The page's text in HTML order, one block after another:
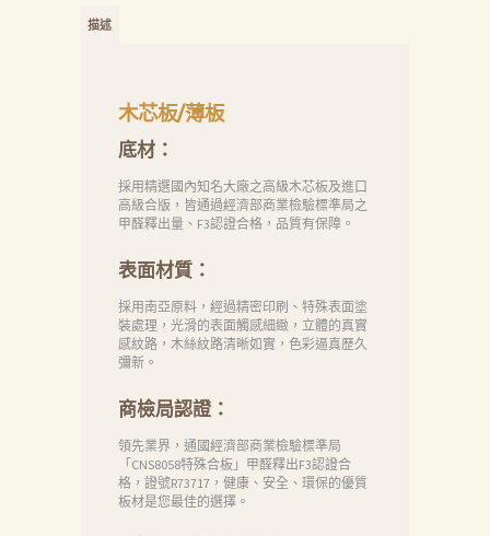
描述
木芯板/薄板
底材：
採用精選國內知名大廠之高級木芯板及進口
高級合版，皆通過經濟部商業檢驗標準局之
甲醛釋出量、F3認證合格，品質有保障。
表面材質：
採用南亞原料，經過精密印刷、特殊表面塗
裝處理，光滑的表面觸感細緻，立體的真實
感紋路，木絲紋路清晰如實，色彩逼真歷久
彌新。
商檢局認證：
領先業界，通國經濟部商業檢驗標準局
「CNS8058特殊合板」甲醛釋出F3認證合
格，證號R73717，健康、安全、環保的優質
板材是您最佳的選擇。